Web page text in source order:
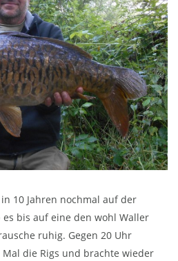
10 Jahren nochmal auf der
bis auf eine den wohl Waller
ruhig. Gegen 20 Uhr
die Rigs und brachte wieder